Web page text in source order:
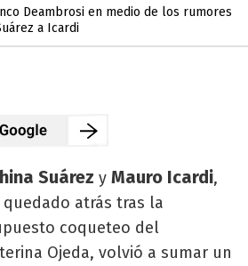
Deambrosi en medio de los rumores
a Icardi
Suárez y Mauro Icardi,
atrás tras la
coqueteo del
Ojeda, volvió a sumar un